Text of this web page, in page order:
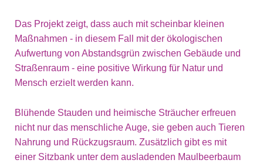
Das Projekt zeigt, dass auch mit scheinbar kleinen
Maßnahmen - in diesem Fall mit der ökologischen
Aufwertung von Abstandsgrün zwischen Gebäude und
Straßenraum - eine positive Wirkung für Natur und
Mensch erzielt werden kann.
Blühende Stauden und heimische Sträucher erfreuen
nicht nur das menschliche Auge, sie geben auch Tieren
Nahrung und Rückzugsraum. Zusätzlich gibt es mit
einer Sitzbank unter dem ausladenden Maulbeerbaum